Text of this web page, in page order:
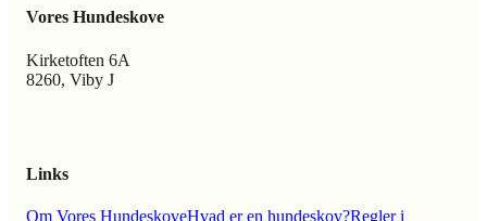
Vores Hundeskove
Kirketoften 6A
8260, Viby J
Links
Om Vores HundeskoveHvad er en hundeskov?Regler i